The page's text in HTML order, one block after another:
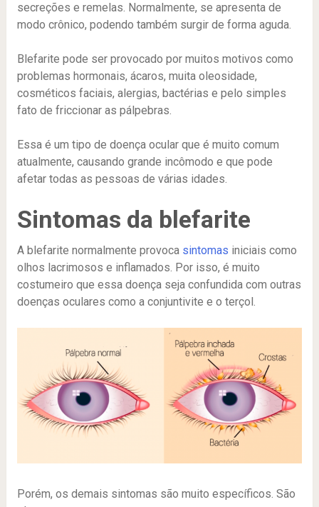
secreções e remelas. Normalmente, se apresenta de
modo crônico, podendo também surgir de forma aguda.
Blefarite pode ser provocado por muitos motivos como
problemas hormonais, ácaros, muita oleosidade,
cosméticos faciais, alergias, bactérias e pelo simples
fato de friccionar as pálpebras.
Essa é um tipo de doença ocular que é muito comum
atualmente, causando grande incômodo e que pode
afetar todas as pessoas de várias idades.
Sintomas da blefarite
A blefarite normalmente provoca sintomas iniciais como
olhos lacrimosos e inflamados. Por isso, é muito
costumeiro que essa doença seja confundida com outras
doenças oculares como a conjuntivite e o terçol.
Porém, os demais sintomas são muito específicos. São